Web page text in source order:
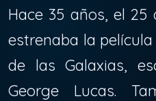
Hace 35 años, el 25
estrenaba la
de las Galaxias,
George Lucas.